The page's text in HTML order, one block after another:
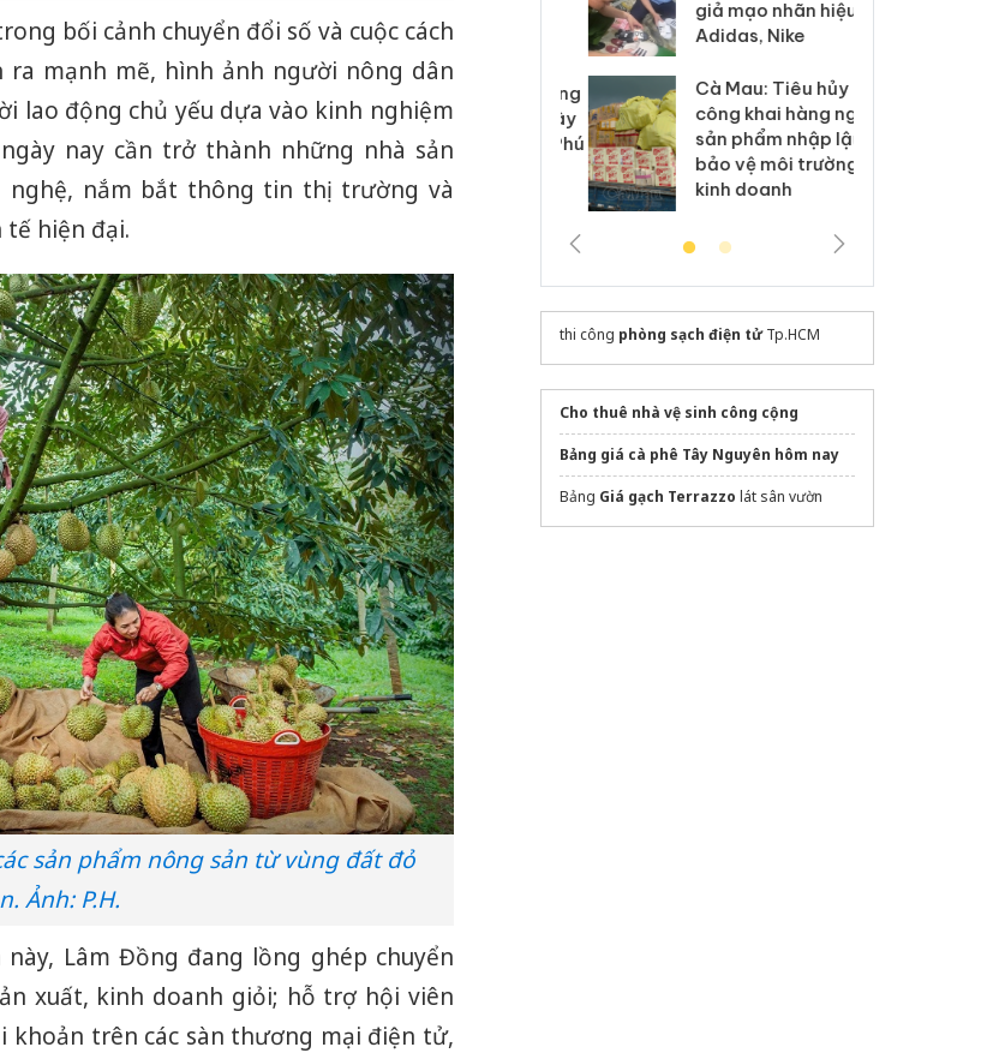
bối cảnh chuyển đổi số và cuộc cách
mạnh mẽ, hình ảnh người nông dân
lao động chủ yếu dựa vào kinh nghiệm
nay cần trở thành những nhà sản
nghệ, nắm bắt thông tin thị trường và
hiện đại.
sản phẩm nông sản từ vùng đất đỏ
Ảnh: P.H.
Lâm Đồng đang lồng ghép chuyển
xuất, kinh doanh giỏi; hỗ trợ hội viên
khoản trên các sàn thương mại điện tử,
Moyuum giả
An Giang: Đối tượng
chủ mưu đường dây
bán hàng giả tại Phú
giả mạo nhãn hiệu
Adidas, Nike
Cà Mau: Tiêu hủy
công khai hàng ngàn
sản phẩm nhập lậu,
bảo vệ môi trường
kinh doanh
thi công phòng sạch điện tửTp.HCM
Cho thuê nhà vệ sinh công cộng
Bảng giá cà phê Tây Nguyên hôm nay
Bảng Giá gạch Terrazzo lát sân vườn